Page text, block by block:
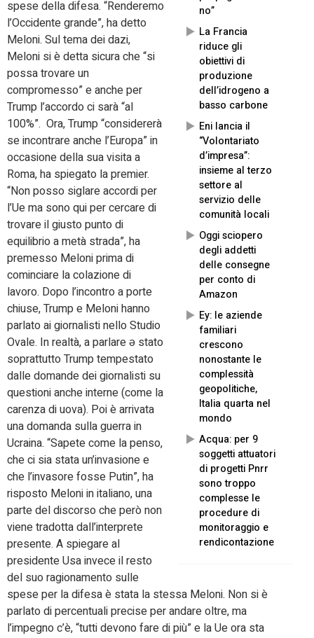
no”
La Francia
riduce gli
obiettivi di
produzione
dell’idrogeno a
basso carbone
Eni lancia il
“Volontariato
d’impresa”:
insieme al terzo
settore al
servizio delle
comunità locali
Oggi sciopero
degli addetti
delle consegne
per conto di
Amazon
Ey: le aziende
familiari
crescono
nonostante le
complessità
geopolitiche,
Italia quarta nel
mondo
Acqua: per 9
soggetti attuatori
di progetti Pnrr
sono troppo
complesse le
procedure di
monitoraggio e
rendicontazione
spese della difesa. “Renderemo
l’Occidente grande”, ha detto
Meloni. Sul tema dei dazi,
Meloni si è detta sicura che “si
possa trovare un
compromesso” e anche per
Trump l’accordo ci sarà “al
100%”. Ora, Trump “considererà
se incontrare anche l’Europa” in
occasione della sua visita a
Roma, ha spiegato la premier.
“Non posso siglare accordi per
l’Ue ma sono qui per cercare di
trovare il giusto punto di
equilibrio a metà strada”, ha
premesso Meloni prima di
cominciare la colazione di
lavoro. Dopo l’incontro a porte
chiuse, Trump e Meloni hanno
parlato ai giornalisti nello Studio
Ovale. In realtà, a parlare ə stato
soprattutto Trump tempestato
dalle domande dei giornalisti su
questioni anche interne (come la
carenza di uova). Poi è arrivata
una domanda sulla guerra in
Ucraina. “Sapete come la penso,
che ci sia stata un’invasione e
che l’invasore fosse Putin”, ha
risposto Meloni in italiano, una
parte del discorso che però non
viene tradotta dall’interprete
presente. A spiegare al
presidente Usa invece il resto
del suo ragionamento sulle
spese per la difesa è stata la stessa Meloni. Non si è
parlato di percentuali precise per andare oltre, ma
l’impegno c’è, “tutti devono fare di più” e la Ue ora sta